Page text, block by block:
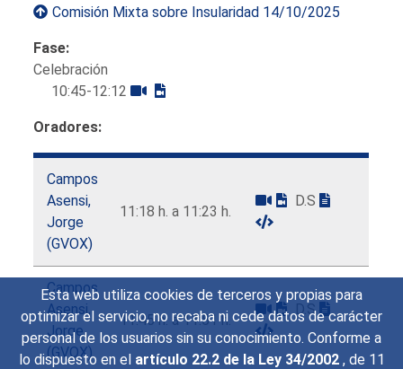
Esta web utiliza cookies de terceros y propias para
optimizar el servicio, no recaba ni cede datos de carácter
personal de los usuarios sin su conocimiento. Conforme a
lo dispuesto en el artículo 22.2 de la Ley 34/2002 , de 11
Comisión Mixta sobre Insularidad 14/10/2025
Fase:
Celebración
10:45-12:12
Oradores:
Campos
Asensi,
Jorge
(GVOX)
11:18 h. a 11:23 h.
D.S
Campos
Asensi,
Jorge
(GVOX)
11:45 h. a 11:51 h.
D.S